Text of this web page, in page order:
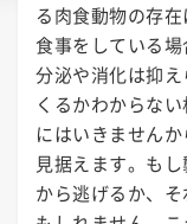
る肉食動物の存
食事をしている
分泌や消化は抑
くるかわからな
にはいきません
見据えます。も
から逃げるか、